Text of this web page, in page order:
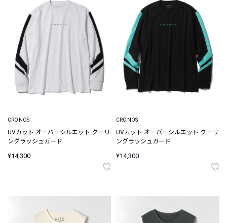
CRONOS
UVカット オーバーシルエット クーリ
ングラッシュガード
¥14,300
CRONOS
UVカット オーバーシルエット クーリ
ングラッシュガード
¥14,300